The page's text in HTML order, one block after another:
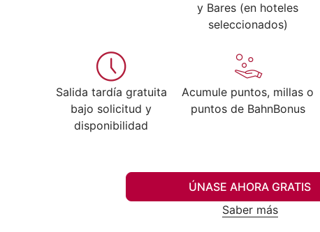
y Bares (en hoteles
seleccionados)
Salida tardía gratuita
bajo solicitud y
disponibilidad
Acumule puntos, millas o
puntos de BahnBonus
ÚNASE AHORA GRATIS
Saber más